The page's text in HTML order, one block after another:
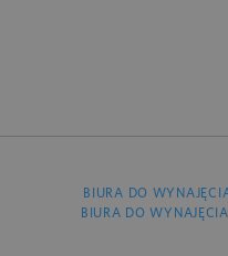
BIURA DO
BIURA DO